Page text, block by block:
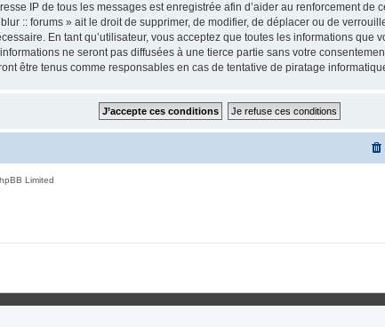
IP de tous les messages est enregistrée afin d’aider au renforcement de
:: forums » ait le droit de supprimer, de modifier, de déplacer ou de
En tant qu’utilisateur, vous acceptez que toutes les informations que
ne seront pas diffusées à une tierce partie sans votre
être tenus comme responsables en cas de tentative de piratage
Limited